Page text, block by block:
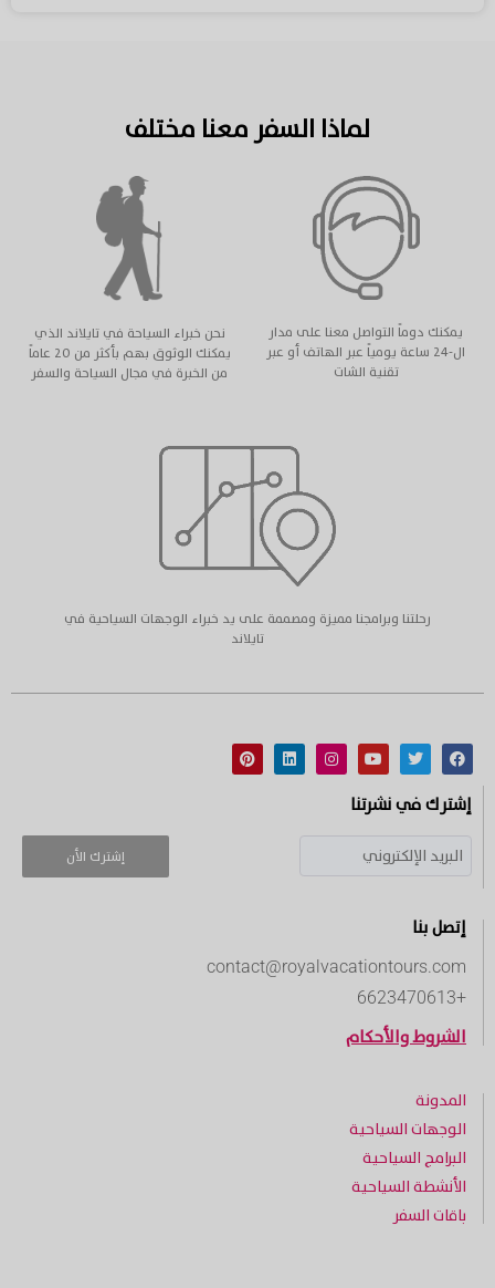
لماذا السفر معنا مختلف
يمكنك دوماً التواصل معنا على مدار
ال-٢٤ ساعة يومياً عبر الهاتف أو عبر
تقنية الشات
نحن خبراء السياحة في تايلاند الذي
يمكنك الوثوق بهم بأكثر من ٢٠ عاماً
من الخبرة في مجال السياحة والسفر
رحلتنا وبرامجنا مميزة ومصممة على يد خبراء الوجهات السياحية في
تايلاند
إشترك في نشرتنا
إشترك الأن
إتصل بنا
contact@royalvacationtours.com
+6623470613
الشروط والأحكام
المدونة
الوجهات السياحية
البرامج السياحية
الأنشطة السياحية
باقات السفر